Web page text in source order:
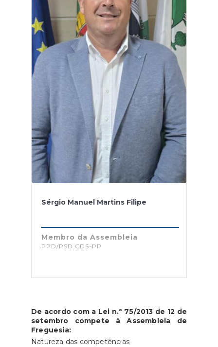
Sérgio Manuel Martins Filipe
Membro da Assembleia
PPD/PSD.CDS-PP
De acordo com a Lei n.º 75/2013 de 12 de
setembro compete à Assembleia de
Freguesia:
Natureza das competências